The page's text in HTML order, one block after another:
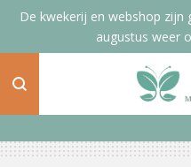
Ga
de
De kwekerij en webshop
augustus weer